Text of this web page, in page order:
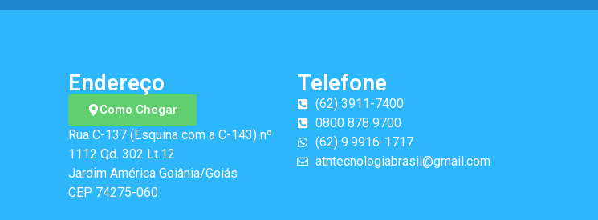
Como Chegar
Rua C-137 (Esquina com a C-143) nº
1112 Qd. 302 Lt.12
Jardim América Goiânia/Goiás
CEP 74275-060
Endereço
(62) 3911-7400
0800 878 9700
(62) 9.9916-1717
atntecnologiabrasil@gmail.com
Telefone